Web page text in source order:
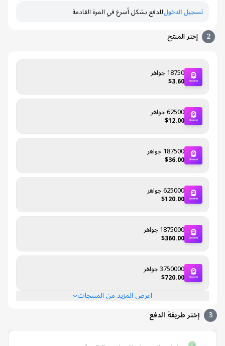
تسجيل الدخولللدفع بشكل أسرع في المرة القادمة
إختر المنتج
18750 جواهر
$3.60
62500 جواهر
$12.00
187500 جواهر
$36.00
625000 جواهر
$120.00
1875000 جواهر
$360.00
3750000 جواهر
$720.00
اعرض المزيد من المنتجات
إختر طريقة الدفع